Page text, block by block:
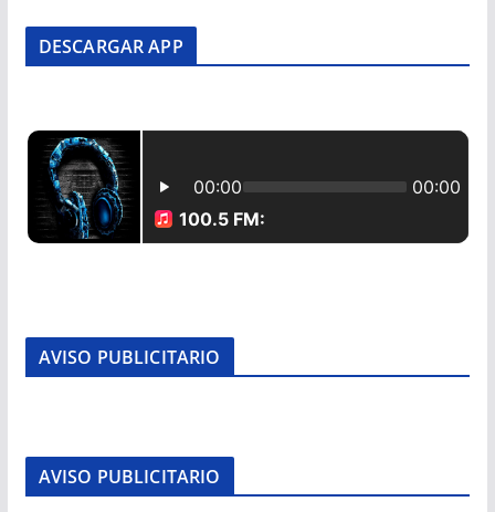
DESCARGAR APP
AVISO PUBLICITARIO
AVISO PUBLICITARIO